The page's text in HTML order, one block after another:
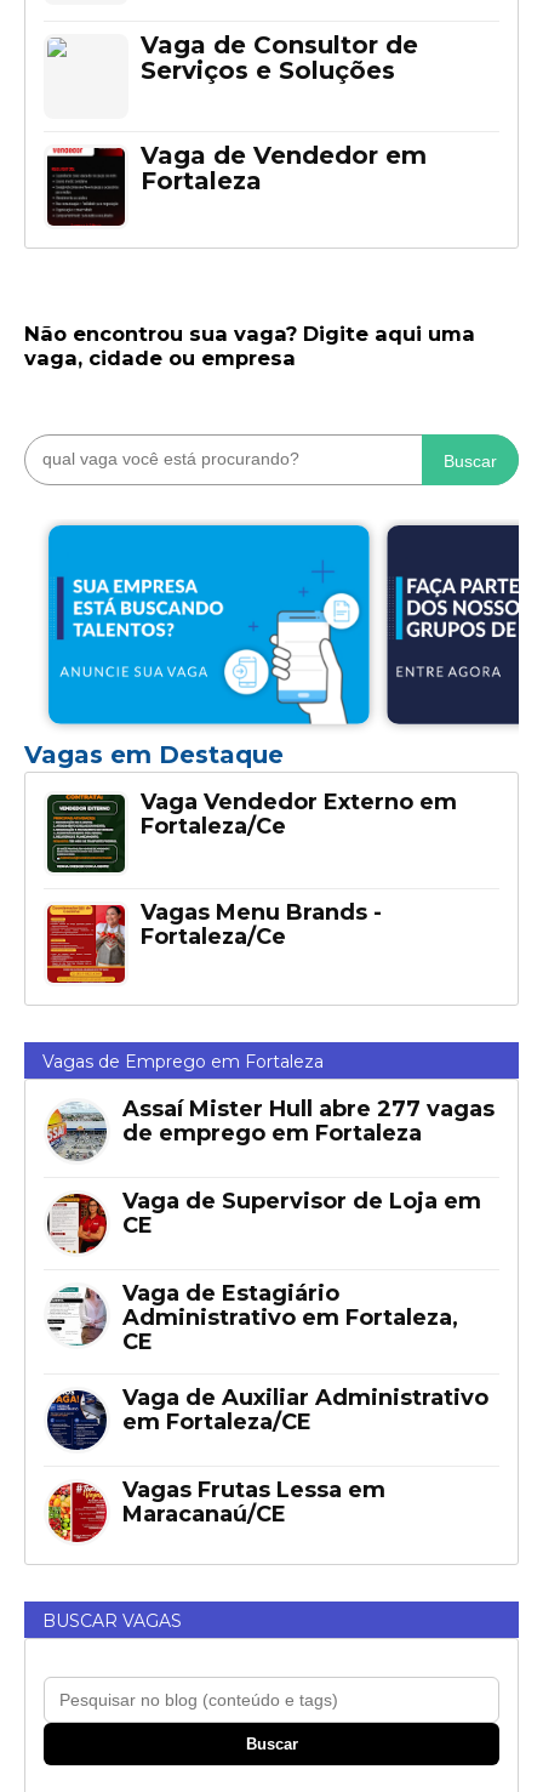
Vaga de Consultor de
Serviços e Soluções
Vaga de Vendedor em
Fortaleza
Não encontrou sua vaga? Digite aqui uma
vaga, cidade ou empresa
Buscar
Vagas em Destaque
Vaga Vendedor Externo em
Fortaleza/Ce
Vagas Menu Brands -
Fortaleza/Ce
Vagas de Emprego em Fortaleza
Assaí Mister Hull abre 277 vagas
de emprego em Fortaleza
Vaga de Supervisor de Loja em
CE
Vaga de Estagiário
Administrativo em Fortaleza,
CE
Vaga de Auxiliar Administrativo
em Fortaleza/CE
Vagas Frutas Lessa em
Maracanaú/CE
BUSCAR VAGAS
Buscar